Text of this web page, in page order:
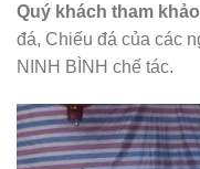
Quý khách tham
đá, Chiếu đá của các
NINH BÌNH chế tác.